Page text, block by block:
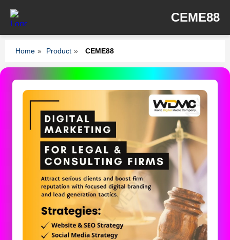
CEME88
Home » Product » CEME88